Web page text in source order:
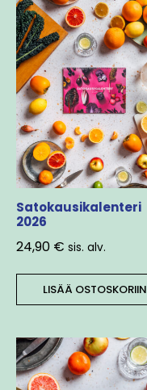
Satokausikalenteri
2026
24,90 € sis. alv.
LISÄÄ OSTOSKORIIN